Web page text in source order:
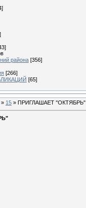
района [356]
[266]
[65]
» 15 » ПРИГЛАШАЕТ "ОКТЯБРЬ"